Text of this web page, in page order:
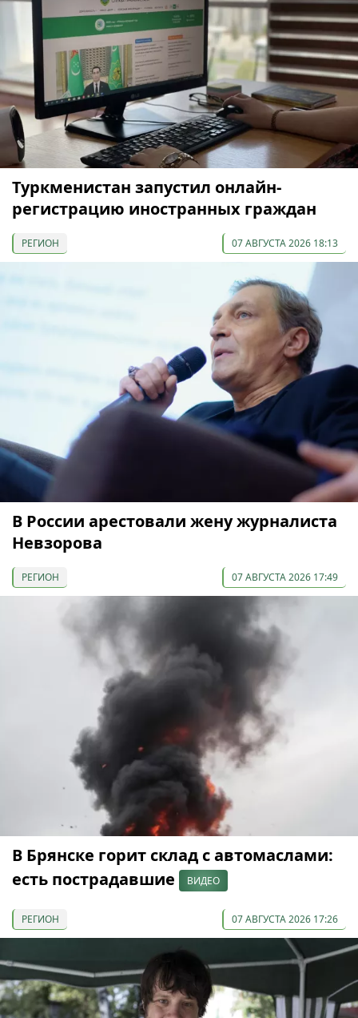
Туркменистан запустил онлайн-
регистрацию иностранных граждан
РЕГИОН 07 АВГУСТА 2026 18:13
В России арестовали жену журналиста
Невзорова
РЕГИОН 07 АВГУСТА 2026 17:49
В Брянске горит склад с автомаслами:
есть пострадавшие
ВИДЕО
РЕГИОН 07 АВГУСТА 2026 17:26